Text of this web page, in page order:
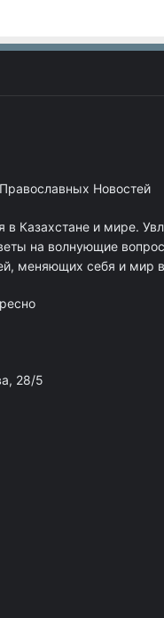
Православных Новостей
в Казахстане и мире.
на волнующие
меняющих себя и мир
28/5